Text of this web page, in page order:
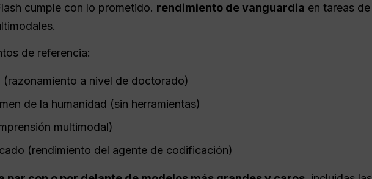
cumple con lo prometido. rendimiento de vanguardia en tareas de
de referencia:
(razonamiento a nivel de doctorado)
de la humanidad (sin herramientas)
multimodal)
(rendimiento del agente de codificación)